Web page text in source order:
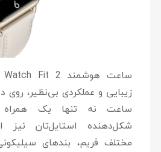
زیبایی و عملکردی بی‌نظیر،
ساعت نه تنها یک همراه
شکل‌دهنده استایل‌تان نیز
مختلف فریم، بندهای